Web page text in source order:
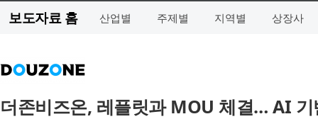
보도자료 홈 산업별 주제별 지역별 상장사
더존비즈온, 레플릿과 MOU 체결… AI